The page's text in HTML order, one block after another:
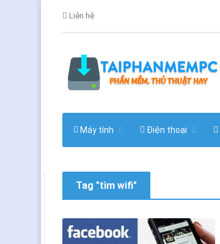
Liên hệ
Máy tính Điện thoại
Tag "tìm wifi"